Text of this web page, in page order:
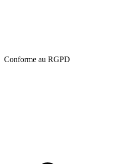
Conforme au RGPD